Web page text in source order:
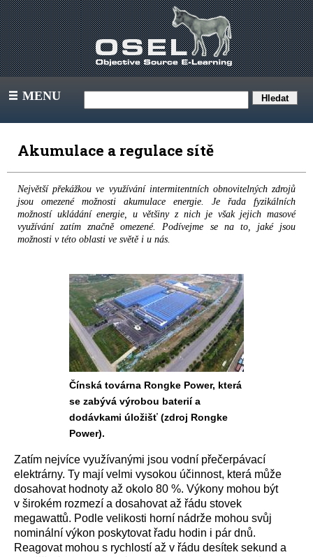
III MENU
Akumulace a regulace sítě
Největší překážkou ve využívání intermitentních obnovitelných zdrojů
jsou omezené možnosti akumulace energie. Je řada fyzikálních
možností ukládání energie, u většiny z nich je však jejich masové
využívání zatím značně omezené. Podívejme se na to, jaké jsou
možnosti v této oblasti ve světě i u nás.
Čínská továrna Rongke Power, která
se zabývá výrobou baterií a
dodávkami úložišť (zdroj Rongke
Power).
Zatím nejvíce využívanými jsou vodní přečerpávací
elektrárny. Ty mají velmi vysokou účinnost, která může
dosahovat hodnoty až okolo 80 %. Výkony mohou být
v širokém rozmezí a dosahovat až řádu stovek
megawattů. Podle velikosti horní nádrže mohou svůj
nominální výkon poskytovat řadu hodin i pár dnů.
Reagovat mohou s rychlostí až v řádu desítek sekund a